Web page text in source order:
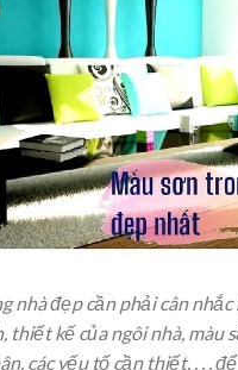
nhà đẹp cần phải cân nhắc
thiết kế của ngôi nhà, màu
các yếu tố cần thiết, . . .